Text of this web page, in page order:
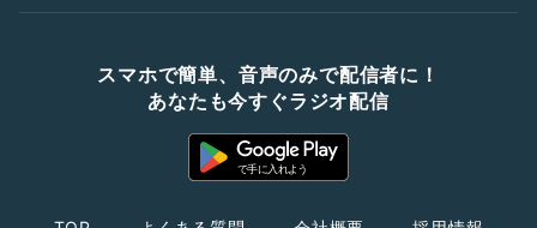
スマホで簡単、音声のみで配信者に！
あなたも今すぐラジオ配信